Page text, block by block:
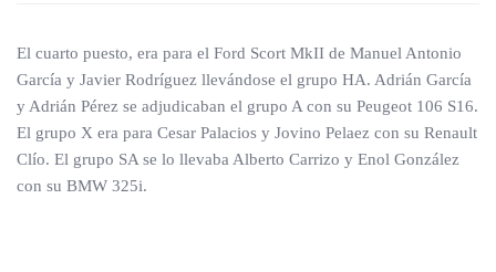
El cuarto puesto, era para el Ford Scort MkII de Manuel Antonio
García y Javier Rodríguez llevándose el grupo HA. Adrián García
y Adrián Pérez se adjudicaban el grupo A con su Peugeot 106 S16.
El grupo X era para Cesar Palacios y Jovino Pelaez con su Renault
Clío. El grupo SA se lo llevaba Alberto Carrizo y Enol González
con su BMW 325i.